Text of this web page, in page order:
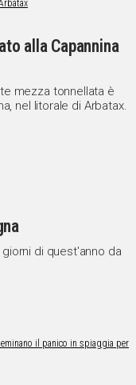
alla Capannina
mezza tonnellata è
nel litorale di Arbatax.
di quest'anno da